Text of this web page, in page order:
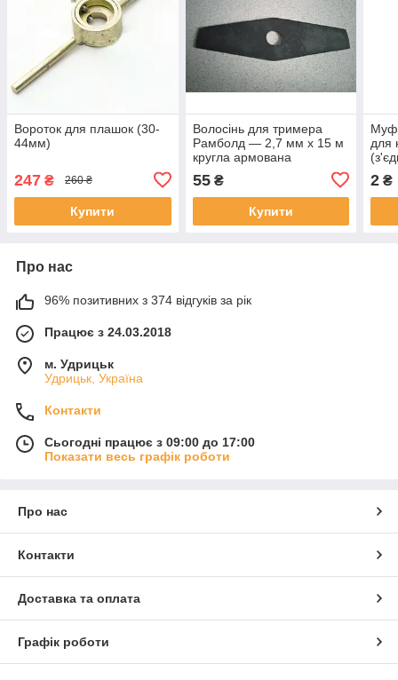
Вороток для плашок (30-
44мм)
247 ₴ 260 ₴
Купити
Волосінь для тримера
Рамболд — 2,7 мм х 15 м
кругла армована
55₴
Купити
для
2 ₴
Про нас
96% позитивних з 374 відгуків за рік
Працює з 24.03.2018
м. Удрицьк
Удрицьк, Україна
Контакти
Сьогодні працює з 09:00 до 17:00
Показати весь графік роботи
Про нас
Контакти
Доставка та оплата
Графік роботи